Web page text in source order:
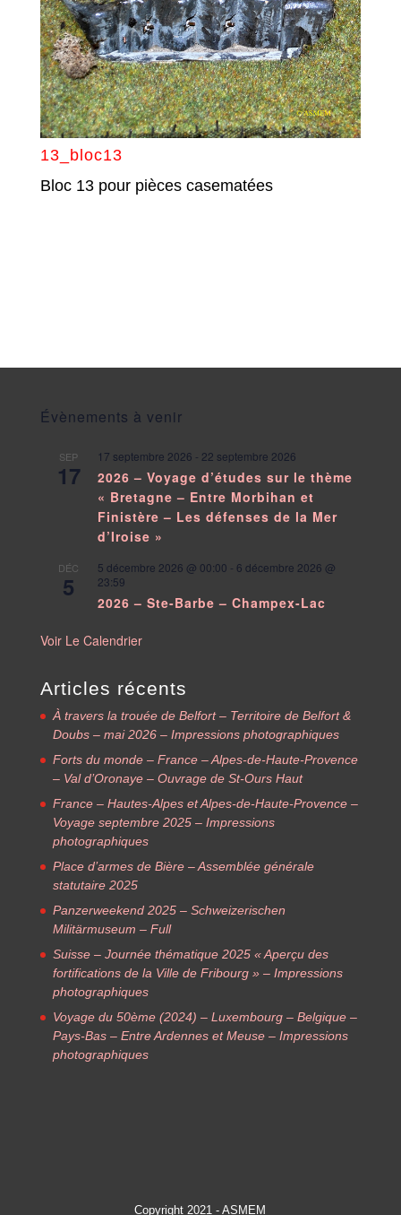
13_bloc13
Bloc 13 pour pièces casematées
Évènements à venir
SEP
17
17 septembre 2026 - 22 septembre 2026
2026 – Voyage d’études sur le thème
« Bretagne – Entre Morbihan et
Finistère – Les défenses de la Mer
d’Iroise »
DÉC
5
5 décembre 2026 @ 00:00 - 6 décembre 2026 @
23:59
2026 – Ste-Barbe – Champex-Lac
Voir Le Calendrier
Articles récents
À travers la trouée de Belfort – Territoire de Belfort &
Doubs – mai 2026 – Impressions photographiques
Forts du monde – France – Alpes-de-Haute-Provence
– Val d’Oronaye – Ouvrage de St-Ours Haut
France – Hautes-Alpes et Alpes-de-Haute-Provence –
Voyage septembre 2025 – Impressions
photographiques
Place d’armes de Bière – Assemblée générale
statutaire 2025
Panzerweekend 2025 – Schweizerischen
Militärmuseum – Full
Suisse – Journée thématique 2025 « Aperçu des
fortifications de la Ville de Fribourg » – Impressions
photographiques
Voyage du 50ème (2024) – Luxembourg – Belgique –
Pays-Bas – Entre Ardennes et Meuse – Impressions
photographiques
Copyright 2021 - ASMEM